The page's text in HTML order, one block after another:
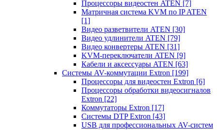
Процессоры видеостен ATEN [7]
Матричная система KVM по IP ATEN
[1]
Видео разветвители ATEN [30]
Видео удлинители ATEN [79]
Видео конвертеры ATEN [31]
KVM-переключатели ATEN [9]
Кабели и аксессуары ATEN [63]
Системы AV-коммутации Extron [199]
Процессоры для видеостен Extron [6]
Процессоры обработки видеосигналов
Extron [22]
Коммутаторы Extron [17]
Системы DTP Extron [43]
USB для профессиональных AV-систем